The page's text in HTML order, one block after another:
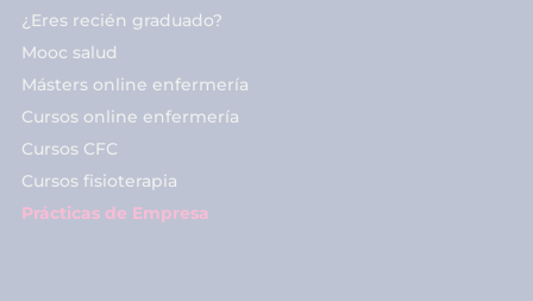
¿Eres recién graduado?
Mooc salud
Másters online enfermería
Cursos online enfermería
Cursos CFC
Cursos fisioterapia
Prácticas de Empresa